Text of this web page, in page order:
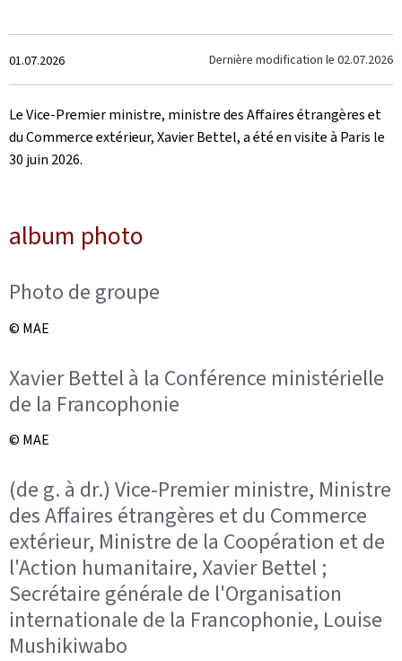
Crée
le
01.07.2026 Dernière modification le 02.07.2026
Le Vice-Premier ministre, ministre des Affaires étrangères et
du Commerce extérieur, Xavier Bettel, a été en visite à Paris le
30 juin 2026.
album photo
Photo de groupe
© MAE
Xavier Bettel à la Conférence ministérielle
de la Francophonie
© MAE
(de g. à dr.) Vice-Premier ministre, Ministre
des Affaires étrangères et du Commerce
extérieur, Ministre de la Coopération et de
l'Action humanitaire, Xavier Bettel ;
Secrétaire générale de l'Organisation
internationale de la Francophonie, Louise
Mushikiwabo